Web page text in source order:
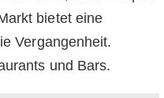
bietet eine
Vergangenheit.
und Bars.